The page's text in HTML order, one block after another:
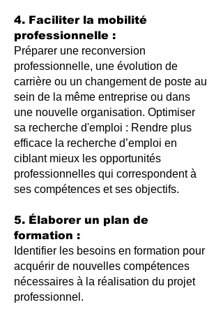
4. Faciliter la mobilité
professionnelle :
Préparer une reconversion
professionnelle, une évolution de
carrière ou un changement de poste au
sein de la même entreprise ou dans
une nouvelle organisation. Optimiser
sa recherche d'emploi : Rendre plus
efficace la recherche d’emploi en
ciblant mieux les opportunités
professionnelles qui correspondent à
ses compétences et ses objectifs.
5. Élaborer un plan de
formation :
Identifier les besoins en formation pour
acquérir de nouvelles compétences
nécessaires à la réalisation du projet
professionnel.